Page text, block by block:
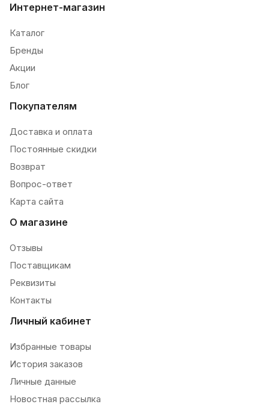
Интернет-магазин
Каталог
Бренды
Акции
Блог
Покупателям
Доставка и оплата
Постоянные скидки
Возврат
Вопрос-ответ
Карта сайта
О магазине
Отзывы
Поставщикам
Реквизиты
Контакты
Личный кабинет
Избранные товары
История заказов
Личные данные
Новостная рассылка